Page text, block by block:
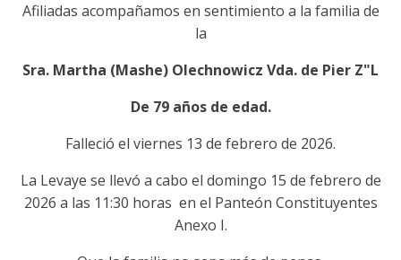
Afiliadas acompañamos en sentimiento a la familia de
la
Sra. Martha (Mashe) Olechnowicz Vda. de Pier Z"L
De 79 años de edad.
Falleció el viernes 13 de febrero de 2026.
La Levaye se llevó a cabo el domingo 15 de febrero de
2026 a las 11:30 horas en el Panteón Constituyentes
Anexo I.